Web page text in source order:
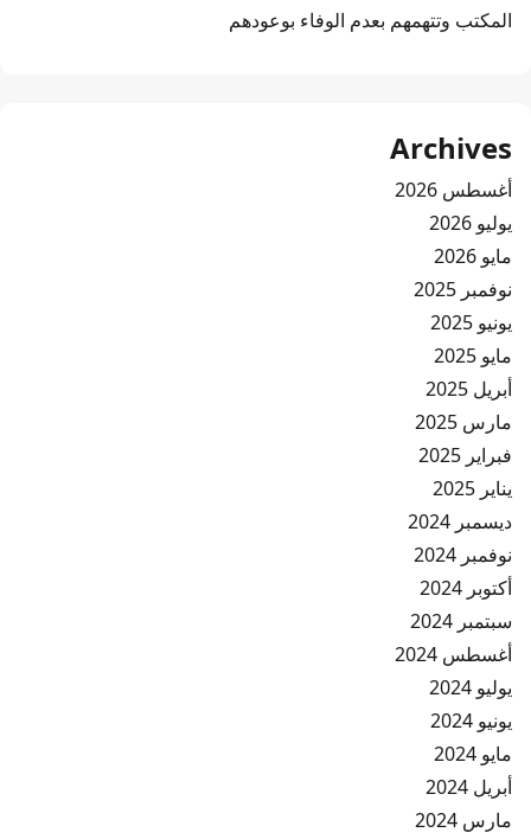
المكتب وتتهمهم بعدم الوفاء بوعودهم
Archives
أغسطس 2026
يوليو 2026
مايو 2026
نوفمبر 2025
يونيو 2025
مايو 2025
أبريل 2025
مارس 2025
فبراير 2025
يناير 2025
ديسمبر 2024
نوفمبر 2024
أكتوبر 2024
سبتمبر 2024
أغسطس 2024
يوليو 2024
يونيو 2024
مايو 2024
أبريل 2024
مارس 2024